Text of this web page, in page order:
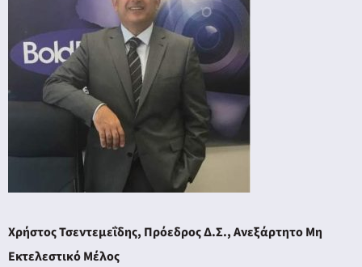
Χρήστος Τσεντεμεΐδης, Πρόεδρος Δ.Σ., Ανεξάρτητο Μη
Εκτελεστικό Μέλος